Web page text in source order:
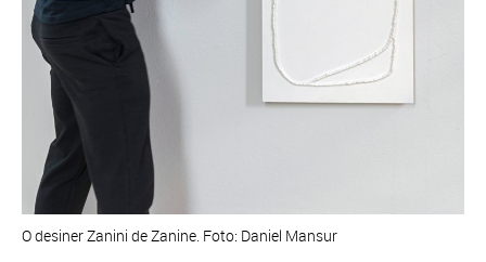
O desiner Zanini de Zanine. Foto: Daniel Mansur